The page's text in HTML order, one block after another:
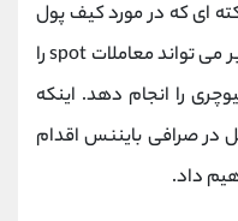
ای که در مورد کیف پول
سیف پل وجود دارد این است که کاربر می تواند معاملات spot را
را انجام دهد. اینکه
در صرافی بایننس اقدام
داد.